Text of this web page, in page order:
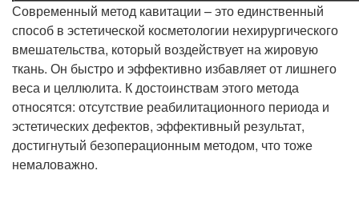
Современный метод кавитации – это единственный
способ в эстетической косметологии нехирургического
вмешательства, который воздействует на жировую
ткань. Он быстро и эффективно избавляет от лишнего
веса и целлюлита. К достоинствам этого метода
относятся: отсутствие реабилитационного периода и
эстетических дефектов, эффективный результат,
достигнутый безоперационным методом, что тоже
немаловажно.